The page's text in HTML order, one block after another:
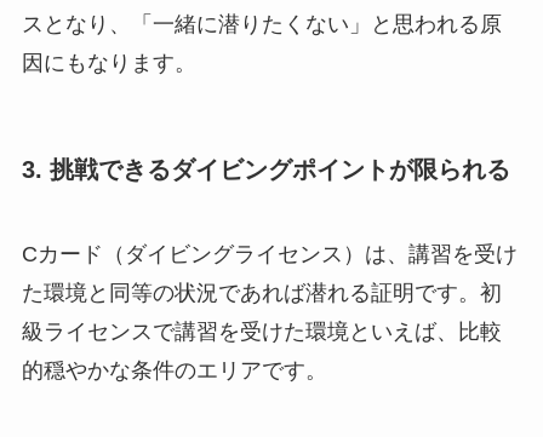
スとなり、「一緒に潜りたくない」と思われる原
因にもなります。
3. 挑戦できるダイビングポイントが限られる
Cカード（ダイビングライセンス）は、講習を受け
た環境と同等の状況であれば潜れる証明です。初
級ライセンスで講習を受けた環境といえば、比較
的穏やかな条件のエリアです。